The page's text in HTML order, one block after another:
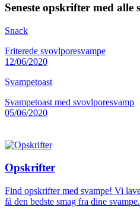
Seneste opskrifter med alle
Snack
Friterede svovlporesvampe
12/06/2020
Svampetoast
Svampetoast med svovlporesvamp
05/06/2020
Opskrifter
Find opskrifter med svampe! Vi
få den bedste smag fra dine svampe.